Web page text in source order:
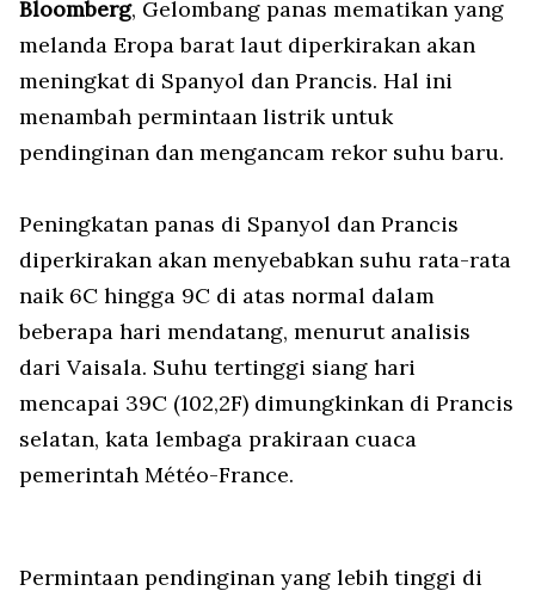
Bloomberg, Gelombang panas mematikan yang
melanda Eropa barat laut diperkirakan akan
meningkat di Spanyol dan Prancis. Hal ini
menambah permintaan listrik untuk
pendinginan dan mengancam rekor suhu baru.
Peningkatan panas di Spanyol dan Prancis
diperkirakan akan menyebabkan suhu rata-rata
naik 6C hingga 9C di atas normal dalam
beberapa hari mendatang, menurut analisis
dari Vaisala. Suhu tertinggi siang hari
mencapai 39C (102,2F) dimungkinkan di Prancis
selatan, kata lembaga prakiraan cuaca
pemerintah Météo-France.
Permintaan pendinginan yang lebih tinggi di